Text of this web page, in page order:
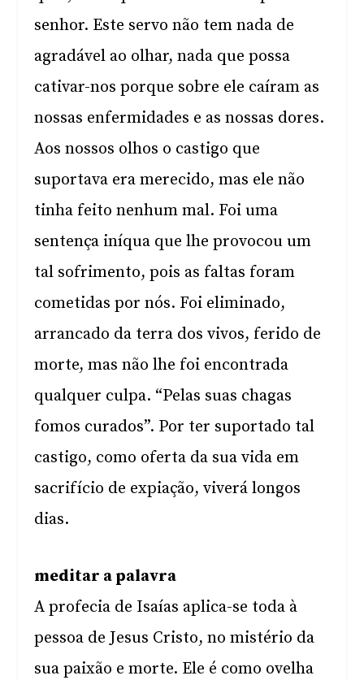
senhor. Este servo não tem nada de
agradável ao olhar, nada que possa
cativar-nos porque sobre ele caíram as
nossas enfermidades e as nossas dores.
Aos nossos olhos o castigo que
suportava era merecido, mas ele não
tinha feito nenhum mal. Foi uma
sentença iníqua que lhe provocou um
tal sofrimento, pois as faltas foram
cometidas por nós. Foi eliminado,
arrancado da terra dos vivos, ferido de
morte, mas não lhe foi encontrada
qualquer culpa. “Pelas suas chagas
fomos curados”. Por ter suportado tal
castigo, como oferta da sua vida em
sacrifício de expiação, viverá longos
dias.
meditar a palavra
A profecia de Isaías aplica-se toda à
pessoa de Jesus Cristo, no mistério da
sua paixão e morte. Ele é como ovelha